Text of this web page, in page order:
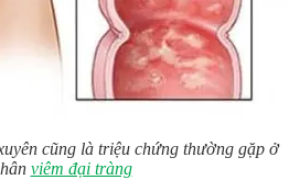
cũng là triệu chứng thường gặp ở
viêm đại tràng